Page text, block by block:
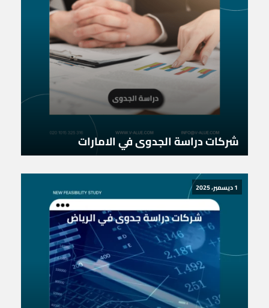
شركات دراسة الجدوى في الامارات
1 ديسمبر، 2025